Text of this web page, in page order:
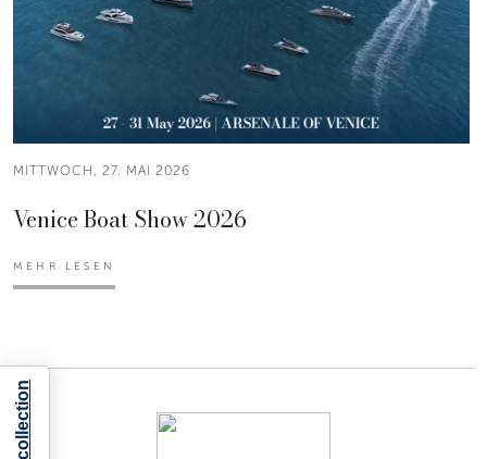
MITTWOCH, 27. MAI 2026
Venice Boat Show 2026
MEHR LESEN